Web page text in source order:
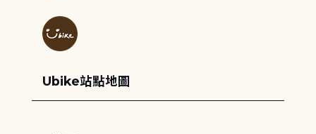
Ubike站點地圖